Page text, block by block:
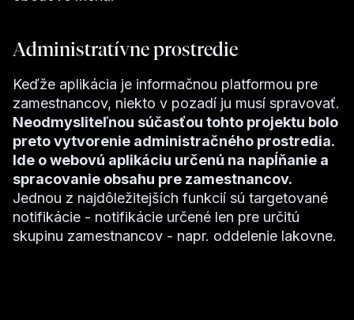
Administratívne prostredie
Keďže aplikácia je informačnou platformou pre
zamestnancov, niekto v pozadí ju musí spravovať.
Neodmysliteľnou súčasťou tohto projektu bolo
preto vytvorenie administračného prostredia.
Ide o webovú aplikáciu určenú na napĺňanie a
spracovanie obsahu pre zamestnancov.
Jednou z najdôležitejších funkcií sú targetované
notifikácie - notifikácie určené len pre určitú
skupinu zamestnancov - napr. oddelenie lakovne.